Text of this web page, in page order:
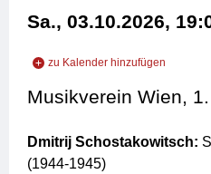
Sa., 03.10.2026,
zu Kalender hinzufügen
zu Outlook hinzufügen
Musikverein Wien,
Dmitrij Schostakowitsch:
(1944-1945)